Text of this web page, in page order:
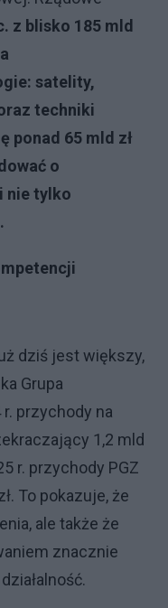
z blisko 185 mld
satelity,
techniki
ponad 65 mld zł
o
nie tylko
dziś jest większy,
Grupa
przychody na
1,2 mld
r. przychody PGZ
To pokazuje, że
ale także że
znacznie